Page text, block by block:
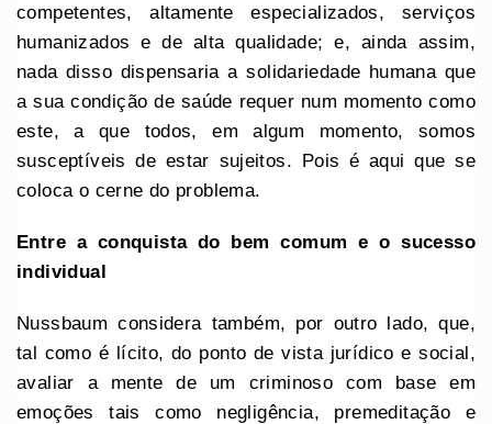
competentes, altamente especializados, serviços
humanizados e de alta qualidade; e, ainda assim,
nada disso dispensaria a solidariedade humana que
a sua condição de saúde requer num momento como
este, a que todos, em algum momento, somos
susceptíveis de estar sujeitos. Pois é aqui que se
coloca o cerne do problema.
Entre a conquista do bem comum e o sucesso
individual
Nussbaum considera também, por outro lado, que,
tal como é lícito, do ponto de vista jurídico e social,
avaliar a mente de um criminoso com base em
emoções tais como negligência, premeditação e